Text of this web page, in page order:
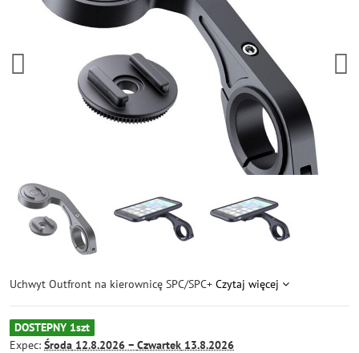
Uchwyt Outfront na kierownicę SPC/SPC+ Czytaj więcej
DOSTEPNY 1szt
Expec: Środa 12.8.2026 − Czwartek 13.8.2026